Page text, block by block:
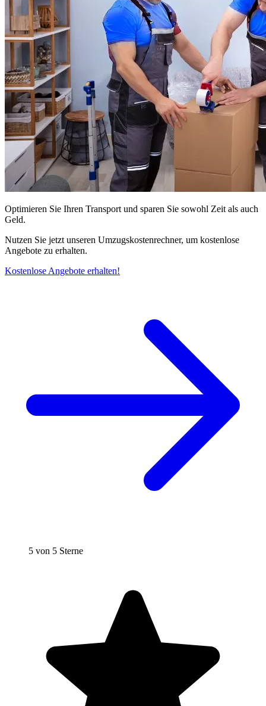
Optimieren Sie Ihren Transport und sparen Sie sowohl Zeit als auch
Geld.
Nutzen Sie jetzt unseren Umzugskostenrechner, um kostenlose
Angebote zu erhalten.
Kostenlose Angebote erhalten!
5 von 5 Sterne